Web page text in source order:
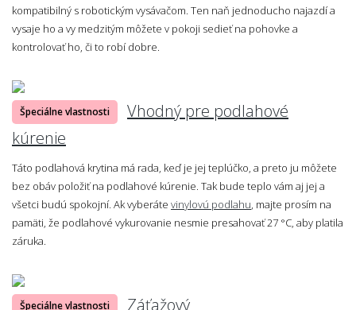
kompatibilný s robotickým vysávačom. Ten naň jednoducho najazdí a
vysaje ho a vy medzitým môžete v pokoji sedieť na pohovke a
kontrolovať ho, či to robí dobre.
Špeciálne vlastnosti
Vhodný pre podlahové
kúrenie
Táto podlahová krytina má rada, keď je jej teplúčko, a preto ju môžete
bez obáv položiť na podlahové kúrenie. Tak bude teplo vám aj jej a
všetci budú spokojní. Ak vyberáte vinylovú podlahu, majte prosím na
pamäti, že podlahové vykurovanie nesmie presahovať 27 °C, aby platila
záruka.
Špeciálne vlastnosti Záťažový